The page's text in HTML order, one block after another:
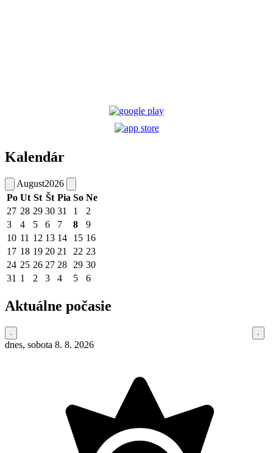
Kalendár
August2026
Po Ut St Št Pia So Ne
27 28 29 30 31 1
2
3
4 5 6 7 8
9
10 11 12 13 14 15 16
17 18 19 20 21 22 23
24 25 26 27 28 29 30
31 1 2 3 4 5 6
Aktuálne počasie
dnes, sobota 8. 8. 2026